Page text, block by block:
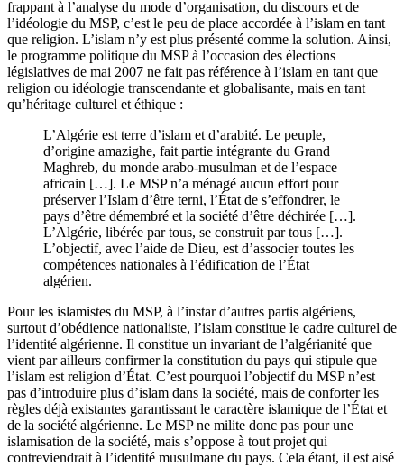
frappant à l’analyse du mode d’organisation, du discours et de
l’idéologie du MSP, c’est le peu de place accordée à l’islam en tant
que religion. L’islam n’y est plus présenté comme la solution. Ainsi,
le programme politique du MSP à l’occasion des élections
législatives de mai 2007 ne fait pas référence à l’islam en tant que
religion ou idéologie transcendante et globalisante, mais en tant
qu’héritage culturel et éthique :
L’Algérie est terre d’islam et d’arabité. Le peuple,
d’origine amazighe, fait partie intégrante du Grand
Maghreb, du monde arabo-musulman et de l’espace
africain […]. Le MSP n’a ménagé aucun effort pour
préserver l’Islam d’être terni, l’État de s’effondrer, le
pays d’être démembré et la société d’être déchirée […].
L’Algérie, libérée par tous, se construit par tous […].
L’objectif, avec l’aide de Dieu, est d’associer toutes les
compétences nationales à l’édification de l’État
algérien.
Pour les islamistes du MSP, à l’instar d’autres partis algériens,
surtout d’obédience nationaliste, l’islam constitue le cadre culturel de
l’identité algérienne. Il constitue un invariant de l’algérianité que
vient par ailleurs confirmer la constitution du pays qui stipule que
l’islam est religion d’État. C’est pourquoi l’objectif du MSP n’est
pas d’introduire plus d’islam dans la société, mais de conforter les
règles déjà existantes garantissant le caractère islamique de l’État et
de la société algérienne. Le MSP ne milite donc pas pour une
islamisation de la société, mais s’oppose à tout projet qui
contreviendrait à l’identité musulmane du pays. Cela étant, il est aisé